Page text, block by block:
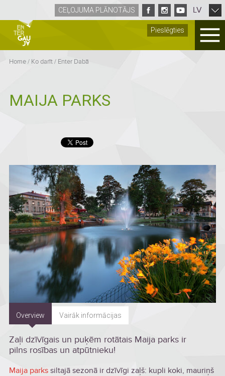
Pieslēgties
CEĻOJUMA PLĀNOTĀJS LV
Home/ Ko darīt/ Enter Dabā
MAIJA PARKS
Overview Vairāk informācijas
Zaļi dzīvīgais un puķēm rotātais Maija parks ir
pilns rosības un atpūtnieku!
Maija parks siltajā sezonā ir dzīvīgi zaļš: kupli koki, mauriņš